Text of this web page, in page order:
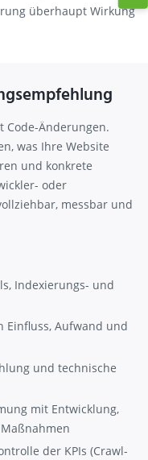
überhaupt Wirkung
Code-Änderungen.
was Ihre Website
und konkrete
oder
messbar und
Indexierungs- und
Einfluss, Aufwand und
und technische
mit Entwicklung,
der KPIs (Crawl-